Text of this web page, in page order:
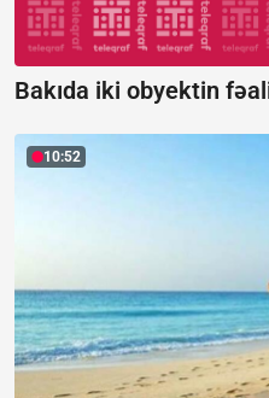
Bakıda iki obyektin
10:52